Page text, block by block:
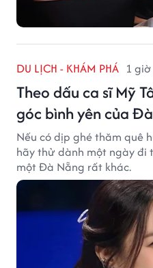
DU LỊCH - KHÁM PHÁ 1
Theo dấu ca sĩ Mỹ
góc bình yên của
Nếu có dịp ghé thăm quê
hãy thử dành một ngày đi
một Đà Nẵng rất khác.